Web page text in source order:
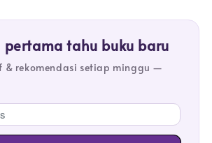
tahu buku baru
& rekomendasi setiap minggu —